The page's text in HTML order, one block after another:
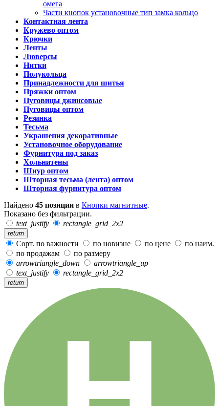
омега
Части кнопок установочные тип замка кольцо
Контактная лента
Кружево оптом
Крючки
Ленты
Люверсы
Нитки
Полукольца
Принадлежности для шитья
Пряжки оптом
Пуговицы джинсовые
Пуговицы оптом
Резинка
Тесьма
Украшения декоративные
Установочное оборудование
Фурнитура под заказ
Хольнитены
Шнур оптом
Шторная тесьма (лента) оптом
Шторная фурнитура оптом
Найдено 45 позиции в Кнопки магнитные.
Показано без фильтрации.
text_justify
rectangle_grid_2x2
return
Сорт. по важности по новизне по цене
по наим.
по продажам
по размеру
arrowtriangle_down
arrowtriangle_up
text_justify
rectangle_grid_2x2
return